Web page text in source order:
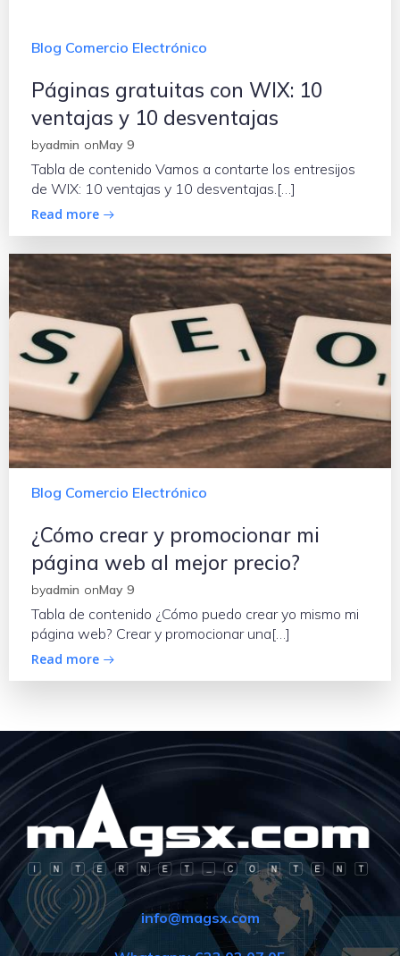
Blog Comercio Electrónico
Páginas gratuitas con WIX: 10
ventajas y 10 desventajas
byadmin onMay 9
Tabla de contenido Vamos a contarte los entresijos
de WIX: 10 ventajas y 10 desventajas.[…]
Read more
Blog Comercio Electrónico
¿Cómo crear y promocionar mi
página web al mejor precio?
byadmin onMay 9
Tabla de contenido ¿Cómo puedo crear yo mismo mi
página web? Crear y promocionar una[…]
Read more
info@magsx.com